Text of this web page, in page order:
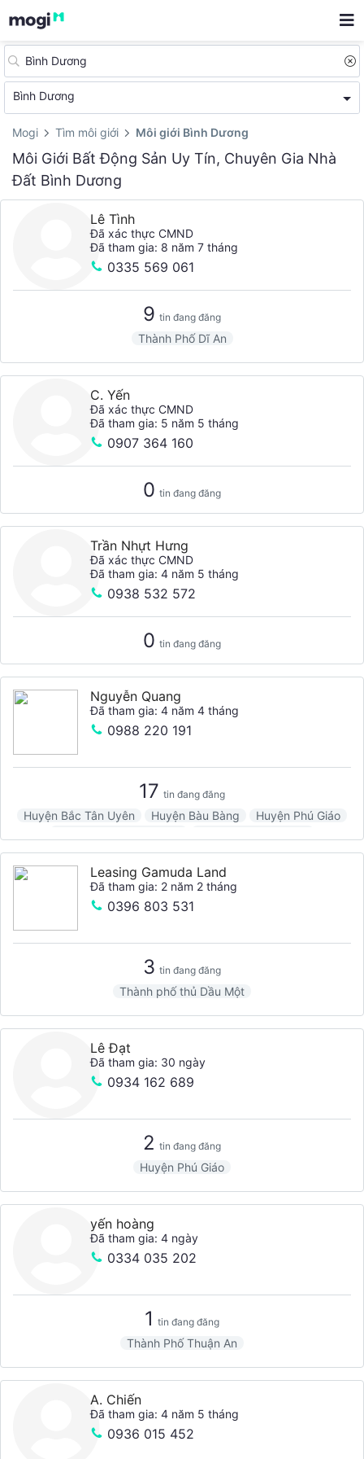
Bình Dương
Mogi Tìm môi giới Môi giới Bình Dương
Môi Giới Bất Động Sản Uy Tín, Chuyên Gia Nhà
Đất Bình Dương
Lê Tình
Đã xác thực CMND
Đã tham gia: 8 năm 7 tháng
0335 569 061
9 tin đang đăng
Thành Phố Dĩ An
C. Yến
Đã xác thực CMND
Đã tham gia: 5 năm 5 tháng
0907 364 160
0 tin đang đăng
Trần Nhựt Hưng
Đã xác thực CMND
Đã tham gia: 4 năm 5 tháng
0938 532 572
0 tin đang đăng
Nguyễn Quang
Đã tham gia: 4 năm 4 tháng
0988 220 191
17 tin đang đăng
Huyện Bắc Tân Uyên Huyện Bàu Bàng
Huyện Phú Giáo
Leasing Gamuda Land
Đã tham gia: 2 năm 2 tháng
0396 803 531
3 tin đang đăng
Thành phố thủ Dầu Một
Lê Đạt
Đã tham gia: 30 ngày
0934 162 689
2 tin đang đăng
Huyện Phú Giáo
yến hoàng
Đã tham gia: 4 ngày
0334 035 202
1 tin đang đăng
Thành Phố Thuận An
A. Chiến
Đã tham gia: 4 năm 5 tháng
0936 015 452